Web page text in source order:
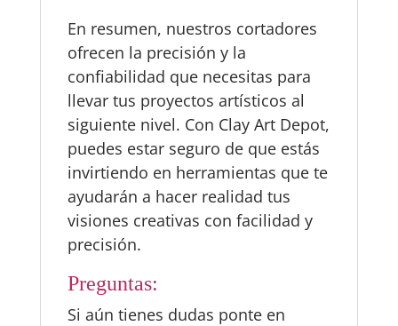
En resumen, nuestros cortadores
ofrecen la precisión y la
confiabilidad que necesitas para
llevar tus proyectos artísticos al
siguiente nivel. Con Clay Art Depot,
puedes estar seguro de que estás
invirtiendo en herramientas que te
ayudarán a hacer realidad tus
visiones creativas con facilidad y
precisión.
Preguntas:
Si aún tienes dudas ponte en